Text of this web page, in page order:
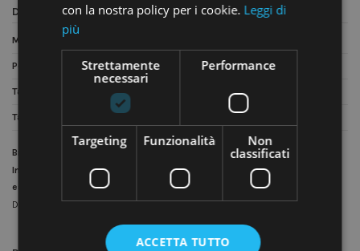
Dettagli del prodotto
Materiale
Peso collo
Tassa CONAI incl.
Taglio
Brand
In magazzino
25 Articoli
ean13
8054615096646
Disponibile dal: 2018-09-27
con la nostra policy per i cookie. Leggi di
più
Strettamente
necessari
Performance
Targeting Funzionalità
Non
classificati
ACCETTA TUTTO